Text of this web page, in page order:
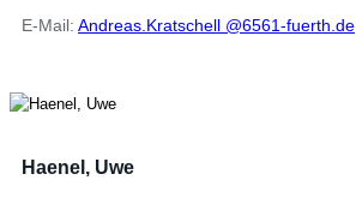
E-Mail: Andreas.Kratschell @6561-fuerth.de
Haenel, Uwe